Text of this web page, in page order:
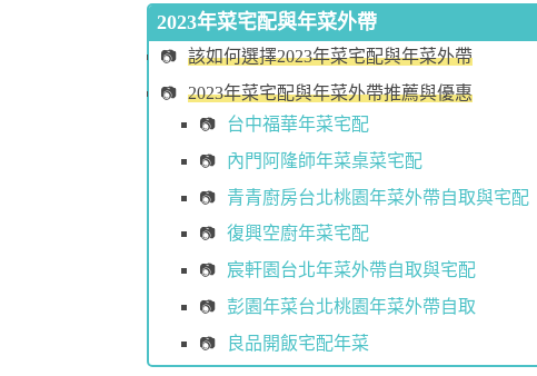
2023年菜宅配與年菜外帶
該如何選擇2023年菜宅配與年菜外帶
2023年菜宅配與年菜外帶推薦與優惠
台中福華年菜宅配
內門阿隆師年菜桌菜宅配
青青廚房台北桃園年菜外帶自取與宅配
復興空廚年菜宅配
宸軒園台北年菜外帶自取與宅配
彭園年菜台北桃園年菜外帶自取
良品開飯宅配年菜